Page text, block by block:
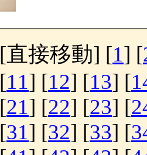
[直接移動] [1] [
[11] [12] [13] [
[21] [22] [23] [
[31] [32] [33] [